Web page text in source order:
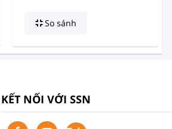
So sánh
KẾT NỐI VỚI SSN